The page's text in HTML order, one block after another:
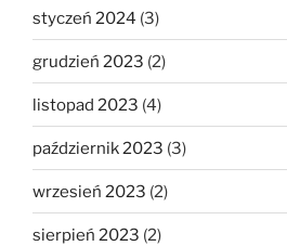
styczeń 2024 (3)
grudzień 2023 (2)
listopad 2023 (4)
październik 2023 (3)
wrzesień 2023 (2)
sierpień 2023 (2)